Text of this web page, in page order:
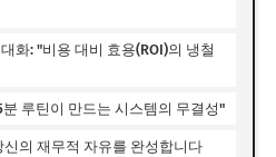
화: "비용 대비 효용(ROI)의 냉철
루틴이 만드는 시스템의 무결성"
의 재무적 자유를 완성합니다